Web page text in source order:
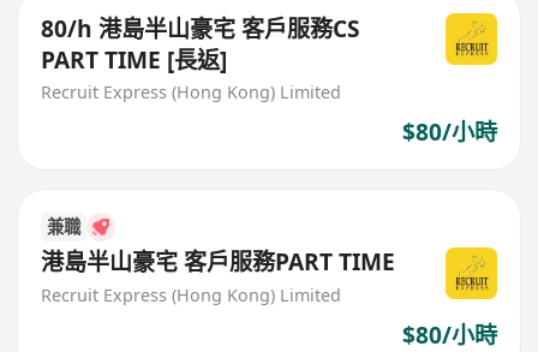
80/h 港島半山豪宅 客戶服務CS
PART TIME [長返]
Recruit Express (Hong Kong) Limited
$80/小時
兼職
港島半山豪宅 客戶服務PART TIME
Recruit Express (Hong Kong) Limited
$80/小時